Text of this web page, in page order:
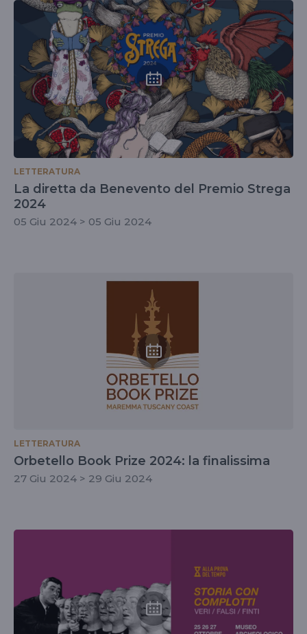
LETTERATURA
La diretta da Benevento del Premio Strega
2024
05 Giu 2024 > 05 Giu 2024
LETTERATURA
Orbetello Book Prize 2024: la finalissima
27 Giu 2024 > 29 Giu 2024